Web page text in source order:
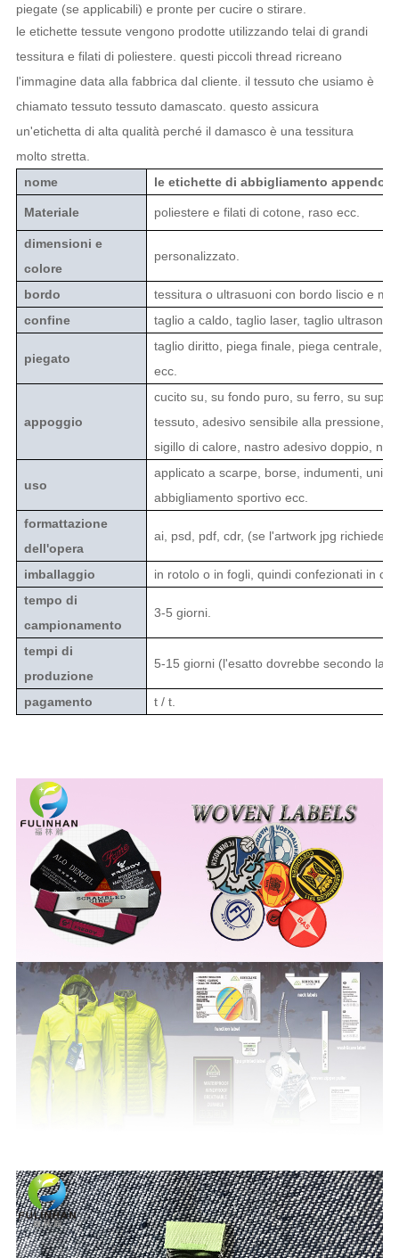
piegate (se applicabili) e pronte per cucire o stirare.
le etichette tessute vengono prodotte utilizzando telai di grandi
tessitura e filati di poliestere. questi piccoli thread ricreano
l'immagine data alla fabbrica dal cliente. il tessuto che usiamo è
chiamato tessuto tessuto damascato. questo assicura
un'etichetta di alta qualità perché il damasco è una tessitura
molto stretta.
nome
le etichette di abbigliamento
Materiale poliestere e filati di cotone, raso ecc.
dimensioni e
colore
personalizzato.
bordo
tessitura o ultrasuoni con bordo liscio e
confine
taglio a caldo, taglio laser, taglio
piegato
taglio diritto, piega finale, piega centrale,
ecc.
appoggio
cucito su, su fondo puro, su ferro, su
tessuto, adesivo sensibile alla pressione,
sigillo di calore, nastro adesivo doppio,
uso
applicato a scarpe, borse, indumenti,
abbigliamento sportivo ecc.
formattazione
dell'opera
ai, psd, pdf, cdr, (se l'artwork jpg richiede
imballaggio
in rotolo o in fogli, quindi confezionati in
tempo di
campionamento
3-5 giorni.
tempi di
produzione
5-15 giorni (l'esatto dovrebbe secondo la
pagamento t / t.